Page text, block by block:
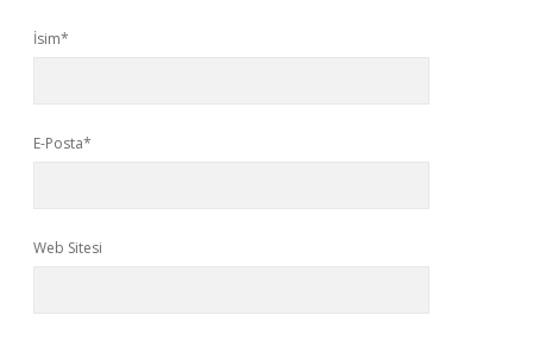
İsim*
E-Posta*
Web Sitesi